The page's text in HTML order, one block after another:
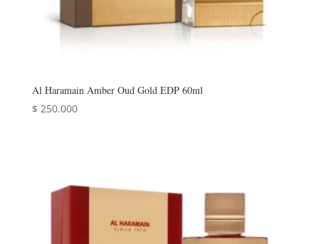
Al Haramain Amber Oud Gold EDP 60ml
$ 250.000